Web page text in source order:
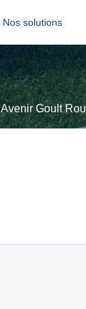
Nos solutions
Avenir Goult